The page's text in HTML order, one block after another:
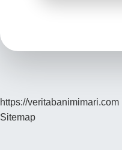
https://veritabanimimari.com
Sitemap